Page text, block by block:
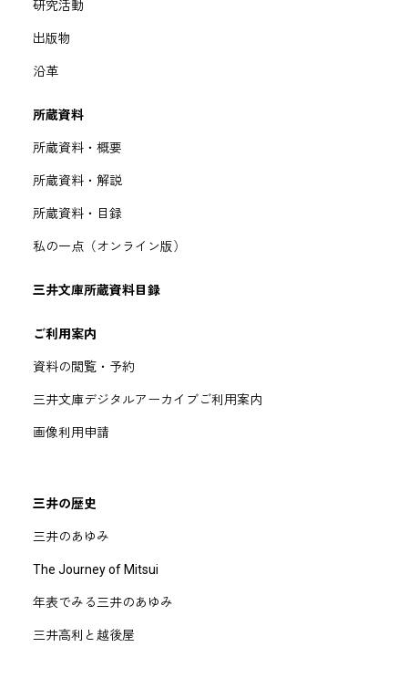
研究活動
出版物
沿革
所蔵資料
所蔵資料・概要
所蔵資料・解説
所蔵資料・目録
私の一点（オンライン版）
三井文庫所蔵資料目録
ご利用案内
資料の閲覧・予約
三井文庫デジタルアーカイブご利用案内
画像利用申請
三井の歴史
三井のあゆみ
The Journey of Mitsui
年表でみる三井のあゆみ
三井高利と越後屋